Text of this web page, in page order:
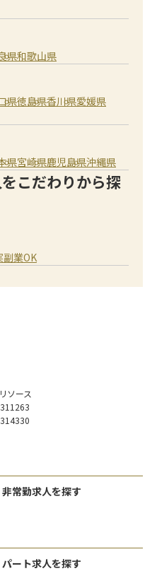
県和歌山県
県徳島県香川県愛媛県
県宮崎県鹿児島県沖縄県
こだわりから探
副業OK
ソース
非常勤求人を探す
パート求人を探す